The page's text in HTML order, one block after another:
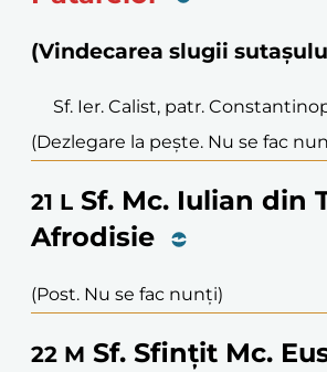
(Vindecarea slugii
Sf. Ier. Calist, patr.
(Dezlegare la pește. Nu se fac
21 L Sf. Mc. Iulian din
Afrodisie
(Post. Nu se fac nunți)
22 M Sf. Sfințit Mc.